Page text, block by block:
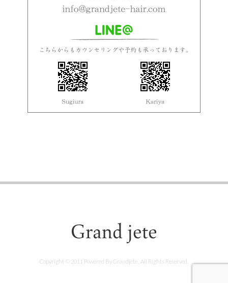
Copyright © 2011 Powered By Grandjete , All Rights Reserved.